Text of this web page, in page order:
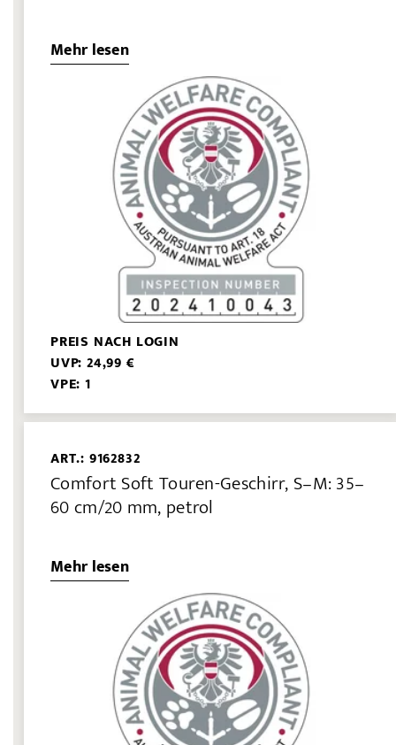
Mehr lesen
PREIS NACH LOGIN
UVP: 24,99 €
VPE: 1
ART.: 9162832
Comfort Soft Touren-Geschirr, S–M: 35–
60 cm/20 mm, petrol
Mehr lesen